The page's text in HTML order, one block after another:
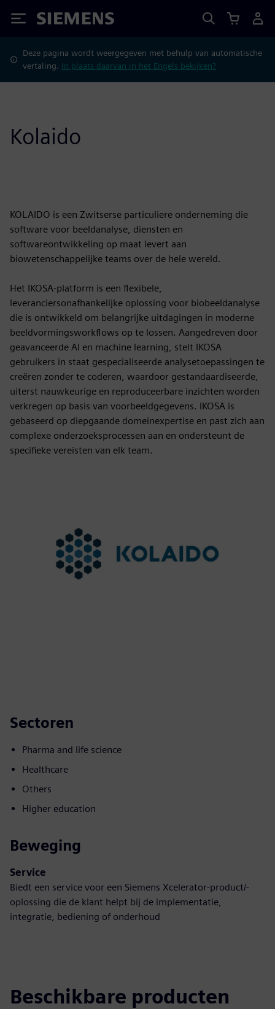
Siemens
Deze pagina wordt weergegeven met behulp van automatische
vertaling. In plaats daarvan in het Engels bekijken?
Kolaido
KOLAIDO is een Zwitserse particuliere onderneming die
software voor beeldanalyse, diensten en
softwareontwikkeling op maat levert aan
biowetenschappelijke teams over de hele wereld.
Het IKOSA-platform is een flexibele,
leveranciersonafhankelijke oplossing voor biobeeldanalyse
die is ontwikkeld om belangrijke uitdagingen in moderne
beeldvormingsworkflows op te lossen. Aangedreven door
geavanceerde AI en machine learning, stelt IKOSA
gebruikers in staat gespecialiseerde analysetoepassingen te
creëren zonder te coderen, waardoor gestandaardiseerde,
uiterst nauwkeurige en reproduceerbare inzichten worden
verkregen op basis van voorbeeldgegevens. IKOSA is
gebaseerd op diepgaande domeinexpertise en past zich aan
complexe onderzoeksprocessen aan en ondersteunt de
specifieke vereisten van elk team.
Sectoren
Pharma and life science
Healthcare
Others
Higher education
Beweging
Service
Biedt een service voor een Siemens Xcelerator-product/-
oplossing die de klant helpt bij de implementatie,
integratie, bediening of onderhoud
Beschikbare producten